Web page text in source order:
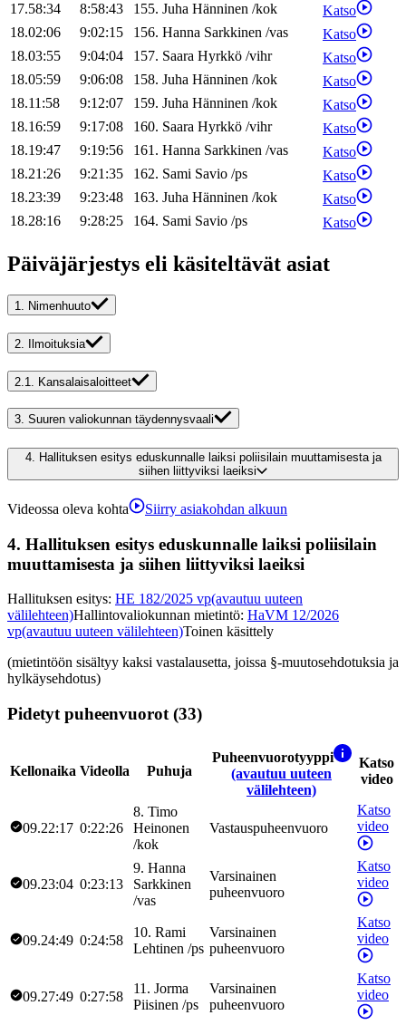
17.58:34
8:58:43 155. Juha Hänninen /kok
Katso
18.02:06
9:02:15 156. Hanna Sarkkinen /vas
Katso
18.03:55
9:04:04 157. Saara Hyrkkö /vihr
Katso
18.05:59
9:06:08 158. Juha Hänninen /kok
Katso
18.11:58
9:12:07 159. Juha Hänninen /kok
Katso
18.16:59
9:17:08 160. Saara Hyrkkö /vihr
Katso
18.19:47
9:19:56 161. Hanna Sarkkinen /vas
Katso
18.21:26
9:21:35 162. Sami Savio /ps
Katso
18.23:39
9:23:48 163. Juha Hänninen /kok
Katso
18.28:16
9:28:25 164. Sami Savio /ps Katso
Päiväjärjestys eli käsiteltävät asiat
1. Nimenhuuto
2. Ilmoituksia
2.1. Kansalaisaloitteet
3. Suuren valiokunnan täydennysvaali
4. Hallituksen esitys eduskunnalle laiksi poliisilain muuttamisesta ja
siihen liittyviksi laeiksi
Videossa oleva kohta Siirry asiakohdan alkuun
4. Hallituksen esitys eduskunnalle laiksi poliisilain
muuttamisesta ja siihen liittyviksi laeiksi
Hallituksen esitys: HE 182/2025 vp(avautuu uuteen
välilehteen)Hallintovaliokunnan mietintö: HaVM 12/2026
vp(avautuu uuteen välilehteen)Toinen käsittely
(mietintöön sisältyy kaksi vastalausetta, joissa §-muutosehdotuksia ja
hylkäysehdotus)
Pidetyt puheenvuorot (33)
Kellonaika Videolla Puhuja
Puheenvuorotyyppi
(avautuu uuteen
välilehteen)
Katso
video
09.22:17 0:22:26
8. Timo
Heinonen
/kok
Vastauspuheenvuoro
Katso
video
09.23:04 0:23:13
9. Hanna
Sarkkinen
/vas
Varsinainen
puheenvuoro
Katso
video
09.24:49 0:24:58
10. Rami
Lehtinen /ps
Varsinainen
puheenvuoro
Katso
video
09.27:49 0:27:58
11 . Jorma
Piisinen /ps
Varsinainen
puheenvuoro
Katso
video